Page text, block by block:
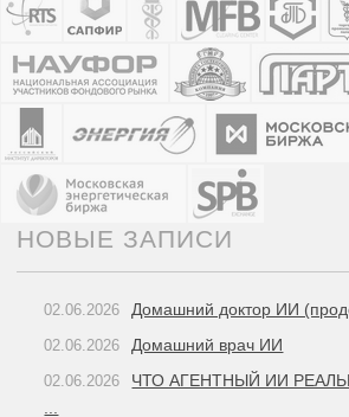
НОВЫЕ ЗАПИСИ
02.06.2026 Домашний доктор ИИ
02.06.2026 Домашний врач ИИ
02.06.2026
ЧТО АГЕНТНЫЙ ИИ